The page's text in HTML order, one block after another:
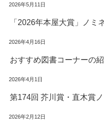
2026年5月11日
「2026年本屋大賞」ノミ
2026年4月16日
おすすめ図書コーナーの
2026年4月1日
第174回 芥川賞・直木賞
2026年2月12日